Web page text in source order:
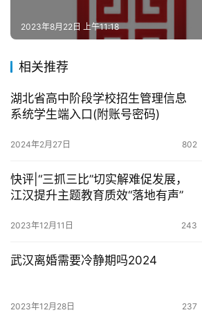
百
科
技
观
关
于
们
务
2023年8月22日 上午11:18
相关推荐
湖北省高中阶段学校招生管理信息
系统学生端入口(附账号密码)
2024年2月27日 802
快评|“三抓三比”切实解难促发展，
江汉提升主题教育质效“落地有声”
2023年12月11日 243
武汉离婚需要冷静期吗2024
2023年12月28日 237